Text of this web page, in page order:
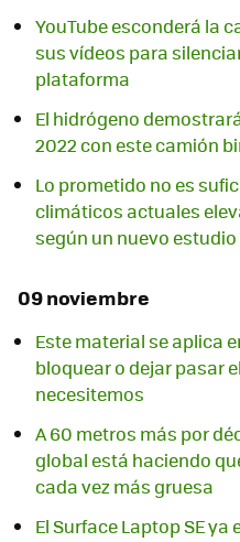
YouTube esconderá la
sus vídeos para
plataforma
El hidrógeno
2022 con este camión
Lo prometido no es
climáticos actuales
según un nuevo estudio
09 noviembre
Este material se aplica
bloquear o dejar pasar
necesitemos
A 60 metros más por
global está haciendo
cada vez más gruesa
El Surface Laptop SE